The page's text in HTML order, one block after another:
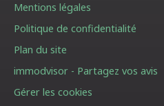
Mentions légales
Politique de confidentialité
Plan du site
immodvisor - Partagez vos avis
Gérer les cookies